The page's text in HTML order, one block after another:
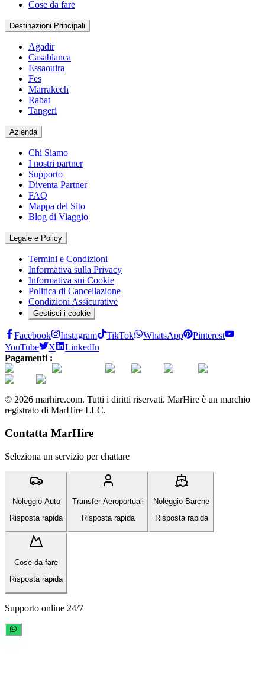
Cose da fare
Destinazioni Principali
Agadir
Casablanca
Essaouira
Fes
Marrakech
Rabat
Tangeri
Azienda
Chi Siamo
I nostri partner
Supporto
Diventa Partner
FAQ
Mappa del Sito
Blog di Viaggio
Legale e Policy
Termini e Condizioni
Informativa sulla Privacy
Informativa sui Cookie
Politica di Cancellazione
Condizioni Assicurative
Gestisci i cookie
Facebook Instagram TikTok WhatsApp
Pinterest
YouTube
X
LinkedIn
Pagamenti :
© 2026 marhire.com. Tutti i diritti riservati. MarHire è un marchio
registrato di MarHire LLC.
Contatta MarHire
Seleziona un servizio per chattare
Noleggio Auto
Risposta rapida
Transfer Aeroportuali
Risposta rapida
Noleggio Barche
Risposta rapida
Cose da fare
Risposta rapida
Supporto online 24/7